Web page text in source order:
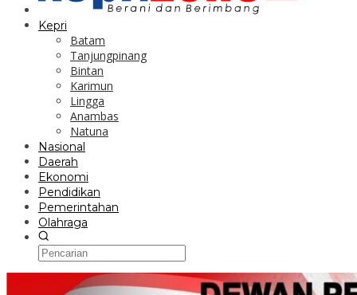
Kepri
Batam
Tanjungpinang
Bintan
Karimun
Lingga
Anambas
Natuna
Nasional
Daerah
Ekonomi
Pendidikan
Pemerintahan
Olahraga